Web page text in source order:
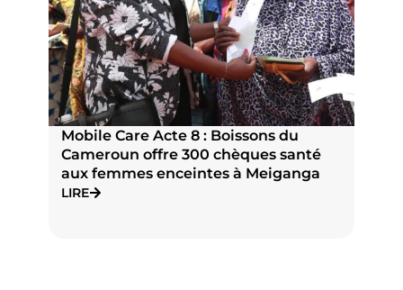
du
santé
à Meiganga
Prix Pierre Castel 2025 : la
nationale Astrid Ide
NDANGANG présente son